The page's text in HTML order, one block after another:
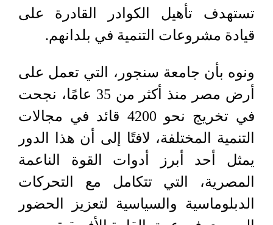
تستهدف تأهيل الكوادر القادرة على
قيادة مشروعات التنمية في بلدانهم.
ونوه بأن جامعة سنجور، التي تعمل على
أرض مصر منذ أكثر من 35 عامًا، نجحت
في تخريج نحو 4200 قائد في مجالات
التنمية المختلفة، لافتًا إلى أن هذا الدور
يمثل أحد أبرز أدوات القوة الناعمة
المصرية، التي تتكامل مع التحركات
الدبلوماسية والسياسية لتعزيز الحضور